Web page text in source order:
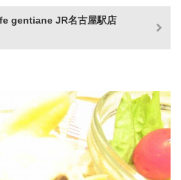
gentiane JR名古屋駅店